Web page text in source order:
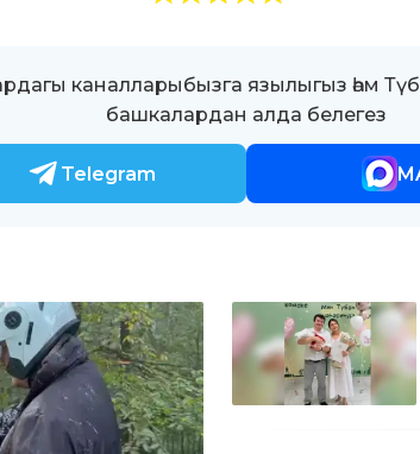
каналларыбызга язылыгыз һәм
башкалардан алда белегез
Telegram